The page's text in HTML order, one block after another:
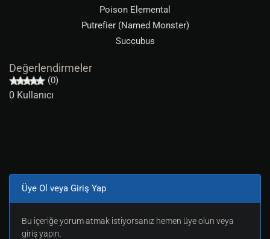
Poison Elemental
Putrefier (Named Monster)
Succubus
Değerlendirmeler
(0)
0 Kullanıcı
Üye Ol veya Giriş Yap
Bu içeriğe yorum atmak istiyorsanız hemen üye olun veya
giriş yapın.